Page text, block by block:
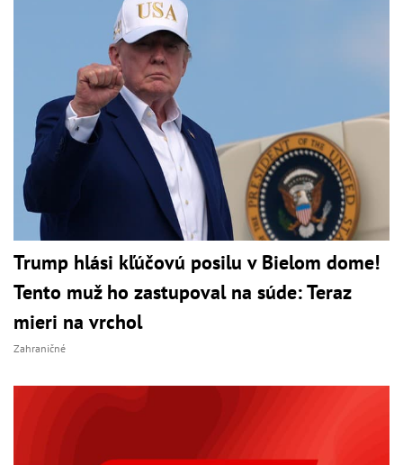
Trump hlási kľúčovú posilu v Bielom dome!
Tento muž ho zastupoval na súde: Teraz
mieri na vrchol
Zahraničné